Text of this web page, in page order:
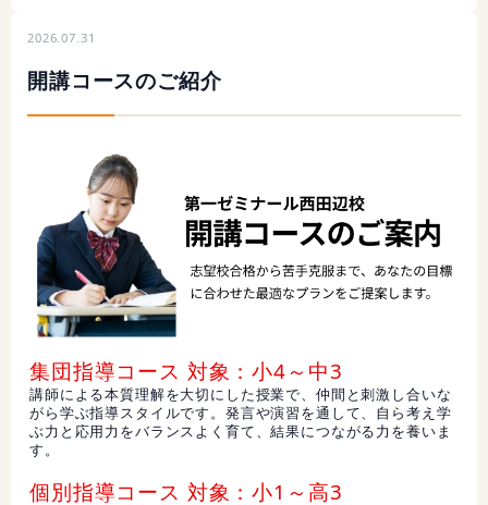
2026.07.31
開講コースのご紹介
集団指導コース 対象：小4～中3
講師による本質理解を大切にした授業で、仲間と刺激し合いな
がら学ぶ指導スタイルです。発言や演習を通して、自ら考え学
ぶ力と応用力をバランスよく育て、結果につながる力を養いま
す。
個別指導コース 対象：小1～高3